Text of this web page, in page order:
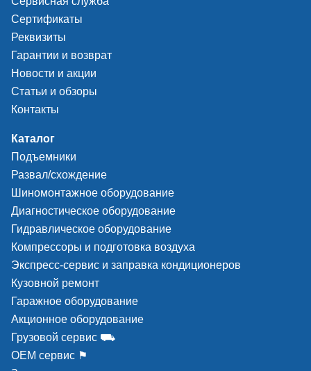
Сертификаты
Реквизиты
Гарантии и возврат
Новости и акции
Статьи и обзоры
Контакты
Каталог
Подъемники
Развал/схождение
Шиномонтажное оборудование
Диагностическое оборудование
Гидравлическое оборудование
Компрессоры и подготовка воздуха
Экспресс-сервис и заправка кондиционеров
Кузовной ремонт
Гаражное оборудование
Акционное оборудование
Грузовой сервис ⛟
ОЕМ сервис ⚑